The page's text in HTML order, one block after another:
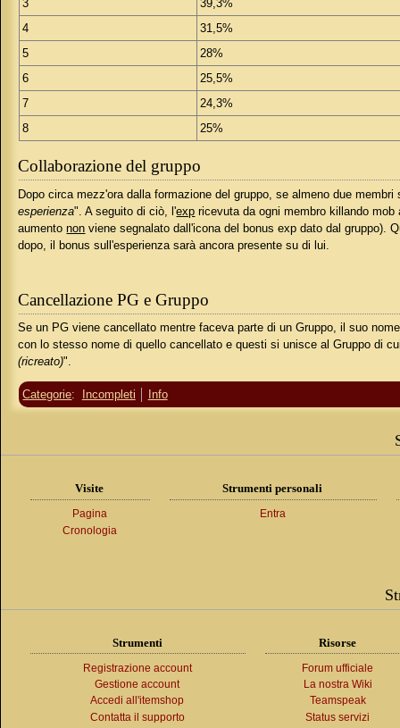
3
39,3%
4
31,5%
5
28%
6
25,5%
7
24,3%
8
25%
Collaborazione del gruppo
Dopo circa mezz'ora dalla formazione del gruppo, se almeno due
esperienza". A seguito di ciò, l'exp ricevuta da ogni membro killando
aumentonon viene segnalato dall'icona del bonus exp dato dal gruppo).
dopo, il bonus sull'esperienza sarà ancora presente su di lui.
Cancellazione PG e Gruppo
Se un PG viene cancellato mentre faceva parte di un Gruppo, il suo
con lo stesso nome di quello cancellato e questi si unisce al Gruppo di
(ricreato)".
Categorie: Incompleti Info
Visite
Pagina
Cronologia
Strumenti personali
Entra
Strumenti
Registrazione account
Gestione account
Accedi all'itemshop
Contatta il supporto
Risorse
Forum ufficiale
La nostra Wiki
Teamspeak
Status servizi